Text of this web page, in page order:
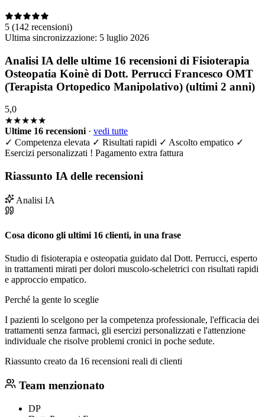
5 (142 recensioni)
Ultima sincronizzazione: 5 luglio 2026
Analisi IA delle ultime 16 recensioni di Fisioterapia
Osteopatia Koinè di Dott. Perrucci Francesco OMT
(Terapista Ortopedico Manipolativo) (ultimi 2 anni)
5,0
★★★★★
Ultime 16 recensioni · vedi tutte
✓ Competenza elevata ✓ Risultati rapidi ✓ Ascolto empatico ✓
Esercizi personalizzati ! Pagamento extra fattura
Riassunto IA delle recensioni
Analisi IA
Cosa dicono gli ultimi 16 clienti, in una frase
Studio di fisioterapia e osteopatia guidato dal Dott. Perrucci, esperto
in trattamenti mirati per dolori muscolo-scheletrici con risultati rapidi
e approccio empatico.
Perché la gente lo sceglie
I pazienti lo scelgono per la competenza professionale, l'efficacia dei
trattamenti senza farmaci, gli esercizi personalizzati e l'attenzione
individuale che risolve problemi cronici in poche sedute.
Riassunto creato da 16 recensioni reali di clienti
Team menzionato
DP